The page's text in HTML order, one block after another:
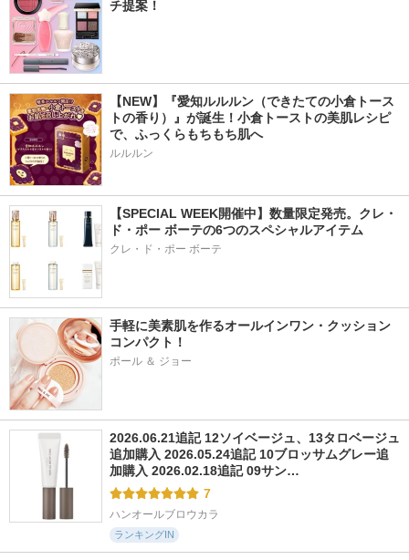
チ提案！
【NEW】『愛知ルルルン（できたての小倉トース
トの香り）』が誕生！小倉トーストの美肌レシピ
で、ふっくらもちもち肌へ
ルルルン
【SPECIAL WEEK開催中】数量限定発売。クレ・
ド・ポー ボーテの6つのスペシャルアイテム
クレ・ド・ポー ボーテ
手軽に美素肌を作るオールインワン・クッション
コンパクト！
ポール ＆ ジョー
2026.06.21追記 12ソイベージュ、13タロベージュ
追加購入 2026.05.24追記 10ブロッサムグレー追
加購入 2026.02.18追記 09サン…
7
ハンオールブロウカラ
ランキングIN